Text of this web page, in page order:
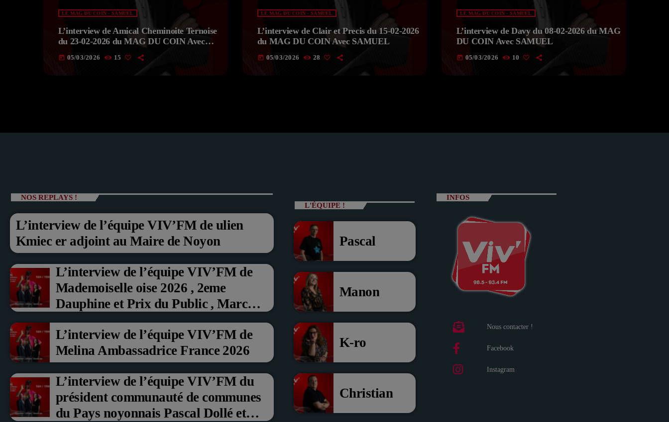
LE MAG DU COIN - SAMUEL
L’interview de Amical Cheminoite Ternoise
du 23-02-2026 du MAG DU COIN Avec
today 05/03/2026 15
LE MAG DU COIN - SAMUEL
L’interview de Clair et Precis du 15-02-2026
du MAG DU COIN Avec SAMUEL
today 05/03/2026 28
LE MAG DU COIN - SAMUEL
L’interview de Davy du 08-02-2026 du MAG
DU COIN Avec SAMUEL
today 05/03/2026 10
NOS REPLAYS !
L’interview de l’équipe VIV’FM de ulien
Kmiec er adjoint au Maire de Noyon
L’interview de l’équipe VIV’FM de
Mademoiselle oise 2026 , 2eme
Dauphine et Prix du Public , Marche
aux fruits rouge Noyon 2026
L’interview de l’équipe VIV’FM de
Melina Ambassadrice France 2026
L’interview de l’équipe VIV’FM du
président communauté de communes
du Pays noyonnais Pascal Dollé et
L'ÉQUIPE !
Pascal
Manon
K-ro
Christian
INFOS
Nous contacter !
Facebook
Instagram